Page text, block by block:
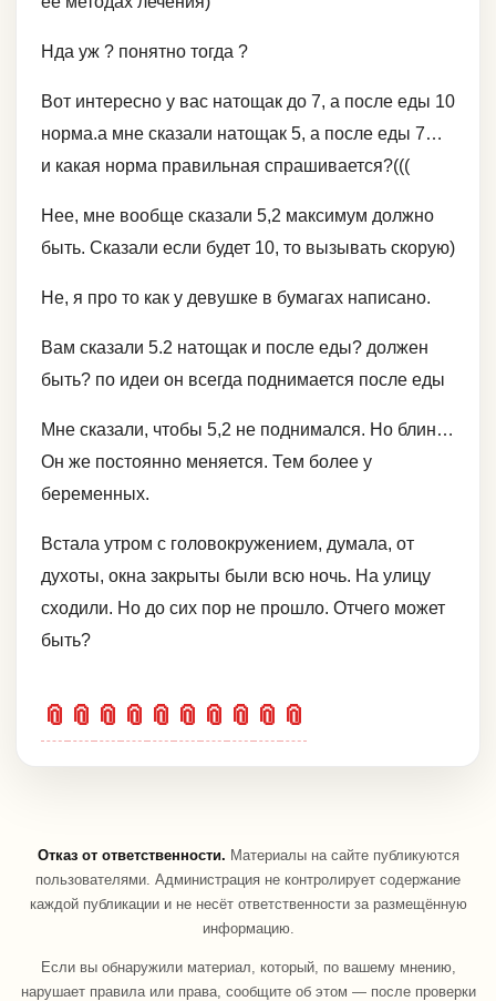
Нда уж ? понятно тогда ?
Вот интересно у вас натощак до 7, а после еды 10
норма.а мне сказали натощак 5, а после еды 7…
и какая норма правильная спрашивается?(((
Нее, мне вообще сказали 5,2 максимум должно
быть. Сказали если будет 10, то вызывать скорую)
Не, я про то как у девушке в бумагах написано.
Вам сказали 5.2 натощак и после еды? должен
быть? по идеи он всегда поднимается после еды
Мне сказали, чтобы 5,2 не поднимался. Но блин…
Он же постоянно меняется. Тем более у
беременных.
Встала утром с головокружением, думала, от
духоты, окна закрыты были всю ночь. На улицу
сходили. Но до сих пор не прошло. Отчего может
быть?
📎 📎 📎 📎 📎 📎 📎 📎 📎 📎
Отказ от ответственности. Материалы на сайте публикуются
пользователями. Администрация не контролирует содержание
каждой публикации и не несёт ответственности за размещённую
информацию.
Если вы обнаружили материал, который, по вашему мнению,
нарушает правила или права, сообщите об этом — после проверки